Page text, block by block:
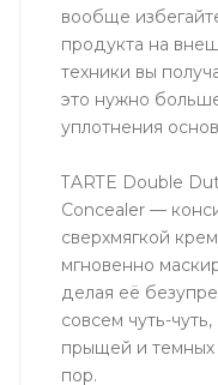
вообще
продукта на
техники вы
это нужно
уплотнения
TARTE Double
Concealer —
сверхмягкой
мгновенно
делая её
совсем чуть-
прыщей и темных
пор.